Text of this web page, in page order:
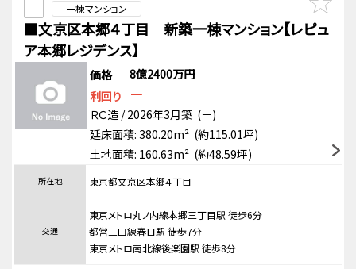
一棟マンション
■文京区本郷４丁目 新築一棟マンション【レピュ
ア本郷レジデンス】
価格
8億2400万円
利回り
－
ＲＣ造 / 2026年3月築 (－)
延床面積: 380.20m² (約115.01坪)
土地面積: 160.63m² (約48.59坪)
所在地 東京都文京区本郷４丁目
交通
東京メトロ丸ノ内線本郷三丁目駅 徒歩6分
都営三田線春日駅 徒歩7分
東京メトロ南北線後楽園駅 徒歩8分